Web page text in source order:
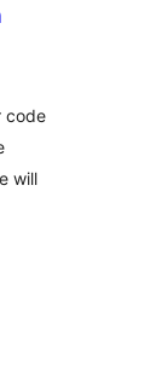
code
will